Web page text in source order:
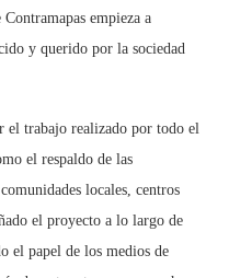
empieza a
y querido por la sociedad
el trabajo realizado por todo el
el respaldo de las
locales, centros
el proyecto a lo largo de
el papel de los medios de